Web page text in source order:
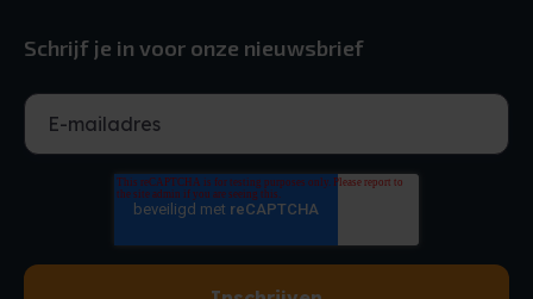
Schrijf je in voor onze nieuwsbrief